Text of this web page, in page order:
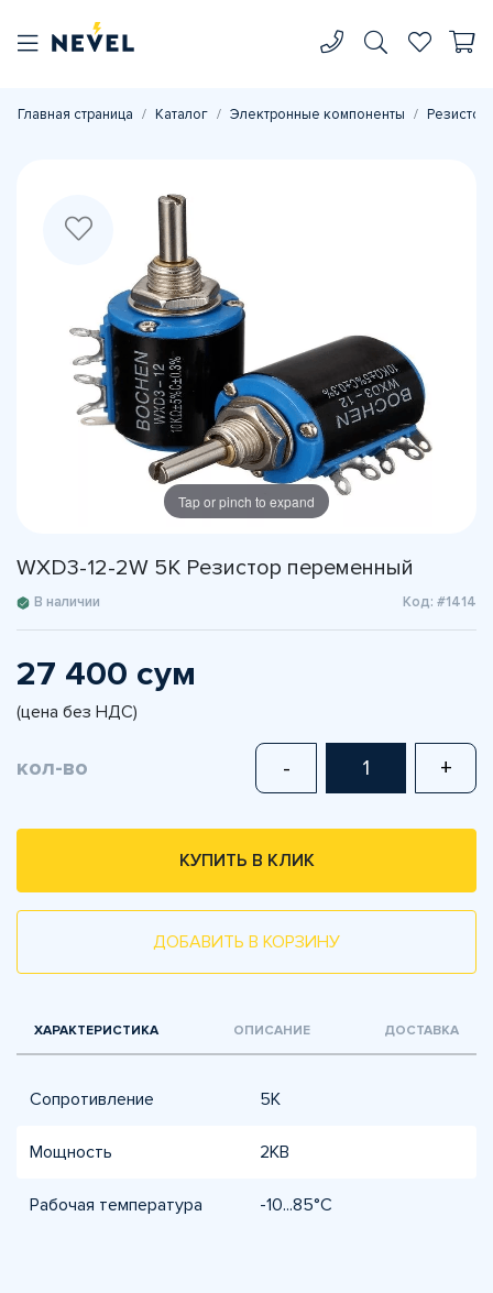
Главная страница Каталог Электронные компоненты
Tap or pinch to expand
WXD3-12-2W 5К Резистор переменный
В наличии Код: #1414
27 400 сум
(цена без НДС)
кол-во - +
КУПИТЬ В КЛИК
ДОБАВИТЬ В КОРЗИНУ
ХАРАКТЕРИСТИКА ОПИСАНИЕ ДОСТАВКА
Сопротивление 5К
Мощность 2КВ
Рабочая температура -10...85°C